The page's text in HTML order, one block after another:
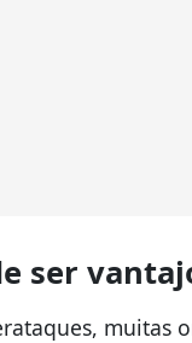
ser
muitas